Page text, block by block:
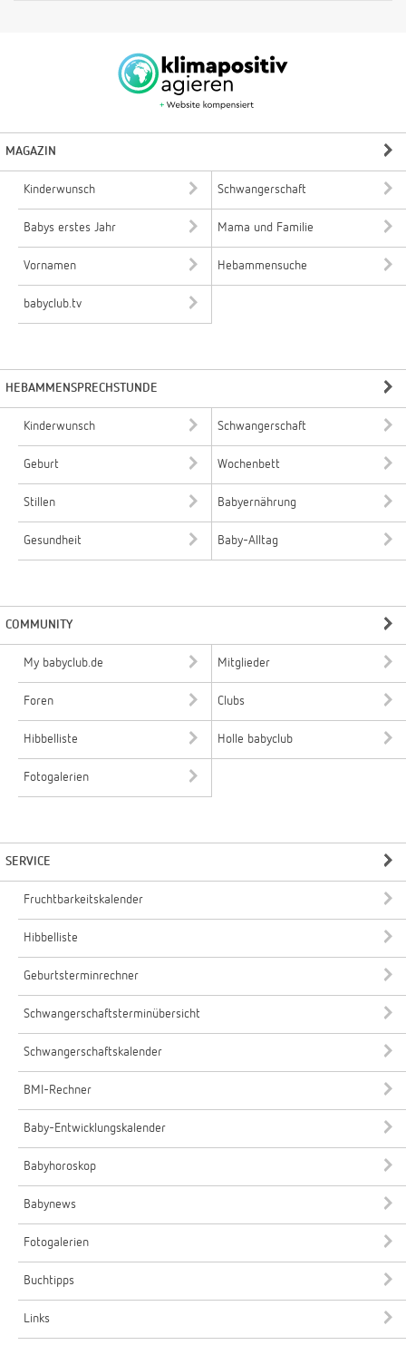
MAGAZIN
Kinderwunsch Schwangerschaft
Babys erstes Jahr Mama und Familie
Vornamen Hebammensuche
babyclub.tv
HEBAMMENSPRECHSTUNDE
Kinderwunsch Schwangerschaft
Geburt Wochenbett
Stillen Babyernährung
Gesundheit Baby-Alltag
COMMUNITY
My babyclub.de Mitglieder
Foren Clubs
Hibbelliste Holle babyclub
Fotogalerien
SERVICE
Fruchtbarkeitskalender
Hibbelliste
Geburtsterminrechner
Schwangerschaftsterminübersicht
Schwangerschaftskalender
BMI-Rechner
Baby-Entwicklungskalender
Babyhoroskop
Babynews
Fotogalerien
Buchtipps
Links